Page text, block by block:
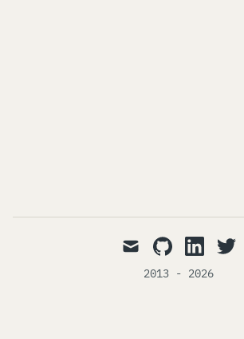
mail github linkedintwitter
2013 - 2026